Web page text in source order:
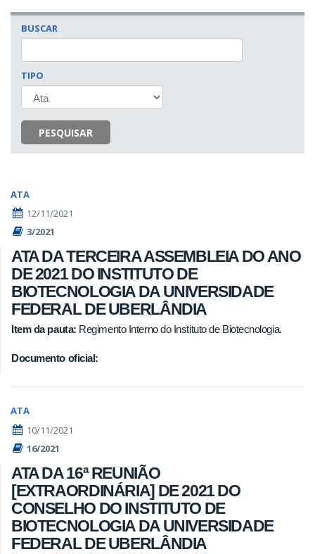
BUSCAR
TIPO
PESQUISAR
ATA
12/11/2021
3/2021
ATA DA TERCEIRA ASSEMBLEIA DO ANO
DE 2021 DO INSTITUTO DE
BIOTECNOLOGIA DA UNIVERSIDADE
FEDERAL DE UBERLÂNDIA
Item da pauta: Regimento Interno do Instituto de Biotecnologia.
Documento oficial:
ATA
10/11/2021
16/2021
ATA DA 16ª REUNIÃO
[EXTRAORDINÁRIA] DE 2021 DO
CONSELHO DO INSTITUTO DE
BIOTECNOLOGIA DA UNIVERSIDADE
FEDERAL DE UBERLÂNDIA